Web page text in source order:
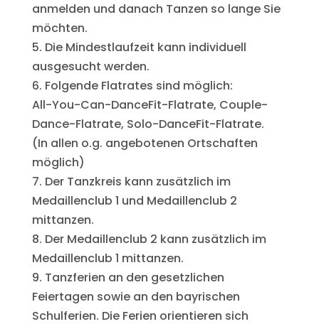
anmelden und danach Tanzen so lange Sie
möchten.
5. Die Mindestlaufzeit kann individuell
ausgesucht werden.
6. Folgende Flatrates sind möglich:
All-You-Can-DanceFit-Flatrate, Couple-
Dance-Flatrate, Solo-DanceFit-Flatrate.
(In allen o.g. angebotenen Ortschaften
möglich)
7. Der Tanzkreis kann zusätzlich im
Medaillenclub 1 und Medaillenclub 2
mittanzen.
8. Der Medaillenclub 2 kann zusätzlich im
Medaillenclub 1 mittanzen.
9. Tanzferien an den gesetzlichen
Feiertagen sowie an den bayrischen
Schulferien. Die Ferien orientieren sich